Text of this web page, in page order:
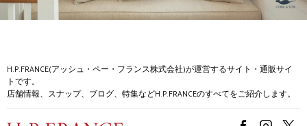
H.P.FRANCE(アッシュ・ペー・フランス株式会社)が運営するサイト・通販サイ
トです。
店舗情報、スナップ、ブログ、特集などH.P.FRANCEのすべてをご紹介します。